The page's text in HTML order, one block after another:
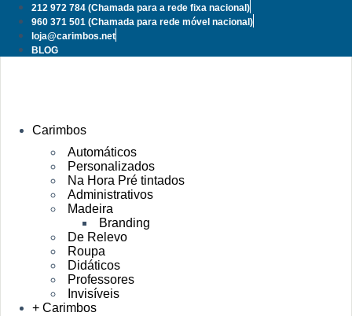
Pular
para
conteúdo
212 972 784 (Chamada para a rede fixa nacional)
960 371 501 (Chamada para rede móvel nacional)
loja@carimbos.net
BLOG
Carimbos
Automáticos
Personalizados
Na Hora Pré tintados
Administrativos
Madeira
Branding
De Relevo
Roupa
Didáticos
Professores
Invisíveis
+ Carimbos